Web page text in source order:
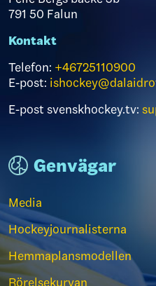
791 50 Falun
Kontakt
Telefon: +46725110900
E-post:
E-post svenskhockey.tv:
Genvägar
Media
Hockeyjournalisterna
Hemmaplansmodellen
Rörelsekurvan